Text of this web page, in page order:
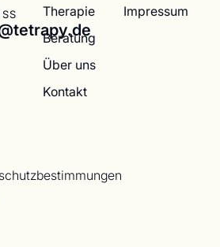
Therapie
Beratung
Über uns
Kontakt
Impressum